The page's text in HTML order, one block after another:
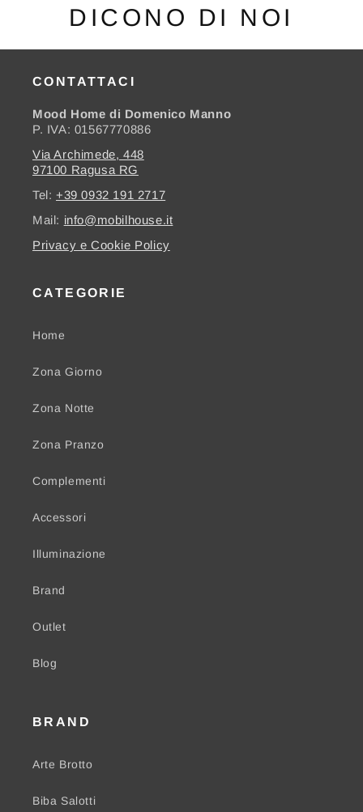
DICONO DI NOI
CONTATTACI
Mood Home di Domenico Manno
P. IVA: 01567770886
Via Archimede, 448
97100 Ragusa RG
Tel: +39 0932 191 2717
Mail: info@mobilhouse.it
Privacy e Cookie Policy
CATEGORIE
Home
Zona Giorno
Zona Notte
Zona Pranzo
Complementi
Accessori
Illuminazione
Brand
Outlet
Blog
BRAND
Arte Brotto
Biba Salotti